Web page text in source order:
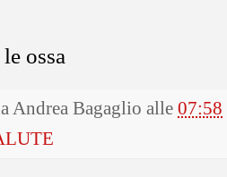
ossa
Andrea Bagaglio alle 07:58